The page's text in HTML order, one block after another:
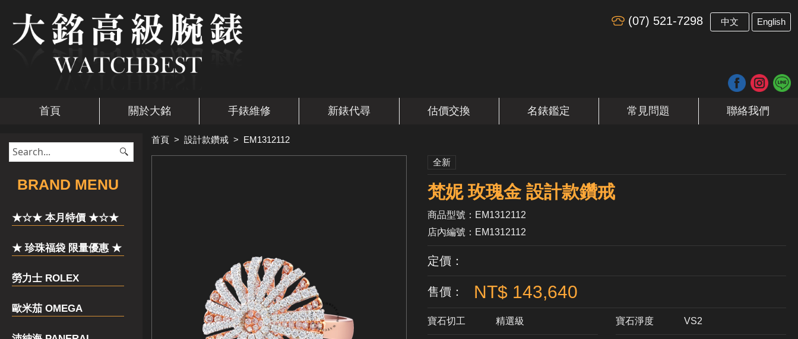
(07) 521-7298 中文 English
首頁 關於大銘 手錶維修 新錶代尋 估價交換 名錶鑑定 常見問題 聯絡我們
​BRAND MENU
★☆★ 本月特價 ★☆★
★ 珍珠福袋 限量優惠 ★
勞力士 ROLEX
歐米茄 OMEGA
首頁 > 設計款鑽戒 > EM1312112
全新
梵妮 玫瑰金 設計款鑽戒
商品型號：EM1312112
店內編號：EM1312112
定價：
售價： NT$ 143,640
寶石切工 精選級 寶石淨度 VS2